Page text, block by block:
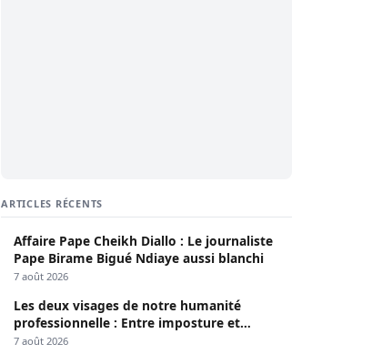
ARTICLES RÉCENTS
Affaire Pape Cheikh Diallo : Le journaliste
Pape Birame Bigué Ndiaye aussi blanchi
7 août 2026
Les deux visages de notre humanité
professionnelle : Entre imposture et
héroïsme silencieux (Par Pr Moussa Seydi)
7 août 2026